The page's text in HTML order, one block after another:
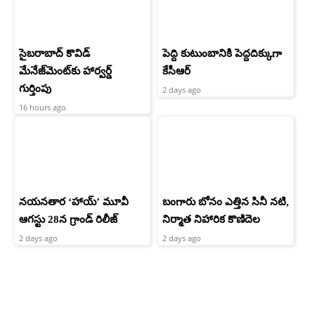
సైబరాబాద్‌ కొవిడ్‌
మేనేజ్‌మెంట్‌కు హార్వర్డ్‌
గుర్తింపు
16 hours ago
పెద్ది కుటుంబానికి పెద్దదిక్కుగా
కేసీఆర్
2 days ago
నయనతార ‘హాయ్’ మూవీ
ఆగస్టు 28న గ్రాండ్ రిలీజ్
2 days ago
బంగారు బోనం ఎత్తిన సినీ నటి,
నిర్మాత నిహారిక కొణిదెల
2 days ago